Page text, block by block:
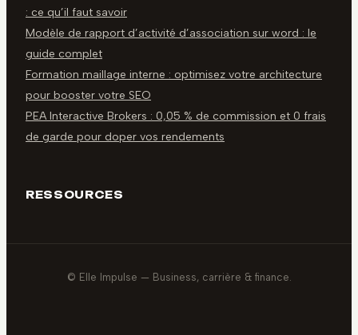
: ce qu’il faut savoir
Modèle de rapport d’activité d’association sur word : le
guide complet
Formation maillage interne : optimisez votre architecture
pour booster votre SEO
PEA Interactive Brokers : 0,05 % de commission et 0 frais
de garde pour doper vos rendements
RESSOURCES
© Elle Impulse — Business, carrière & finance.